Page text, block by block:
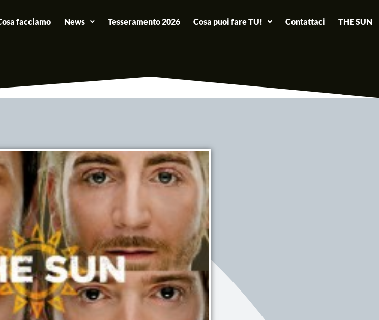
facciamo News Tesseramento 2026 Cosa puoi fare TU! Contattaci THE SUN